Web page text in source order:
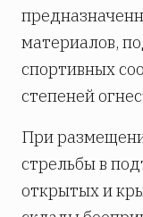
материалов,
спортивных
степеней
При
стрельбы в
открытых и